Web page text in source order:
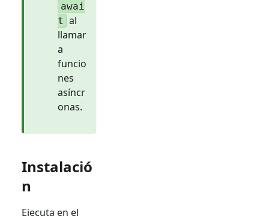
awai
t al
llamar
a
funcio
nes
asíncr
onas.
Instalació
n
Ejecuta en el